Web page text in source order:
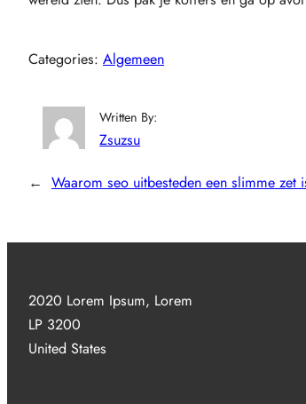
Categories: Algemeen
Written By:
Zsuzsu
← Waarom seo uitbesteden een slimme
2020 Lorem Ipsum, Lorem
LP 3200
United States